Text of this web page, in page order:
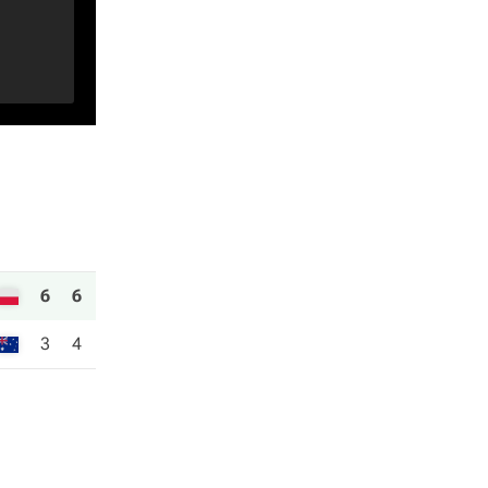
6 6
3 4